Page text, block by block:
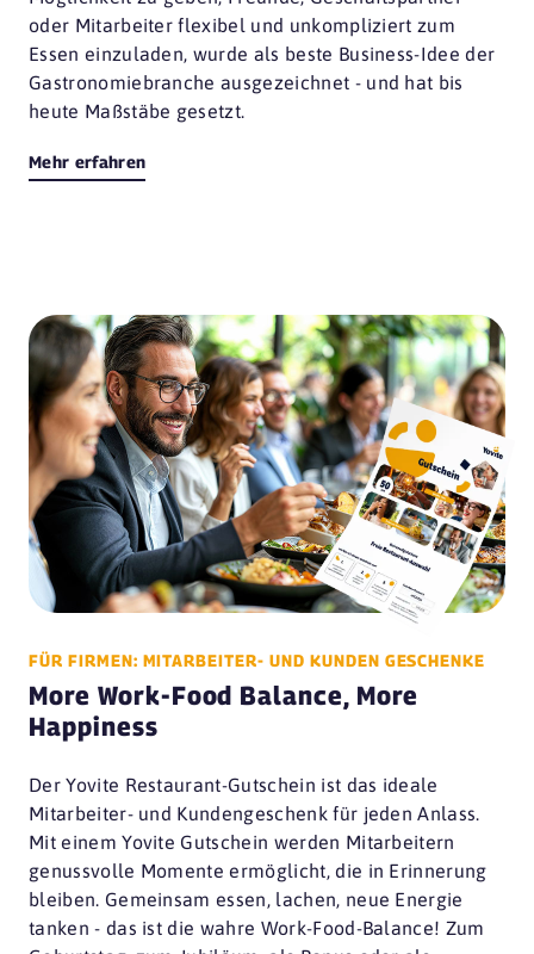
oder Mitarbeiter flexibel und unkompliziert zum
Essen einzuladen, wurde als beste Business-Idee der
Gastronomiebranche ausgezeichnet - und hat bis
heute Maßstäbe gesetzt.
Mehr erfahren
FÜR FIRMEN: MITARBEITER- UND KUNDEN GESCHENKE
More Work-Food Balance, More
Happiness
Der Yovite Restaurant-Gutschein ist das ideale
Mitarbeiter- und Kundengeschenk für jeden Anlass.
Mit einem Yovite Gutschein werden Mitarbeitern
genussvolle Momente ermöglicht, die in Erinnerung
bleiben. Gemeinsam essen, lachen, neue Energie
tanken - das ist die wahre Work-Food-Balance! Zum